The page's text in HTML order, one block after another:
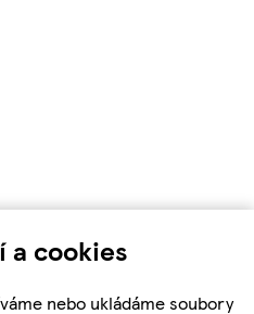
a cookies
nebo ukládáme soubory